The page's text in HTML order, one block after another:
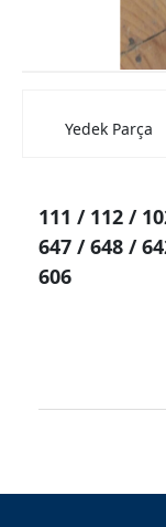
Mercedes Farlar
Mercedes Şarz
Mercedes Cam
Mercedes Jantlar
Mercedes
Yedek Parça
111 / 112 /
647 / 648 /
606